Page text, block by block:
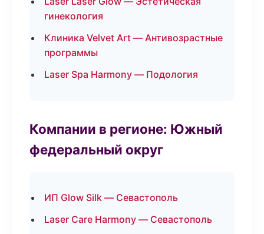
гинекология
Клиника Velvet Art — Антивозрастные
программы
Laser Spa Harmony — Подология
Компании в регионе: Южный
федеральный округ
ИП Glow Silk — Севастополь
Laser Care Harmony — Севастополь